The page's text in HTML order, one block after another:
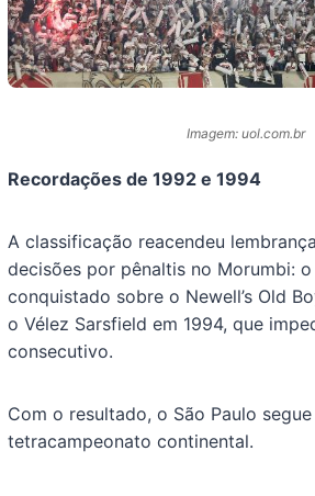
Imagem: uol.com.br
Recordações de 1992 e 1994
A classificação reacendeu
decisões por pênaltis no Morumbi:
conquistado sobre o Newell’s Old
o Vélez Sarsfield em 1994, que
consecutivo.
Com o resultado, o São Paulo
tetracampeonato continental.